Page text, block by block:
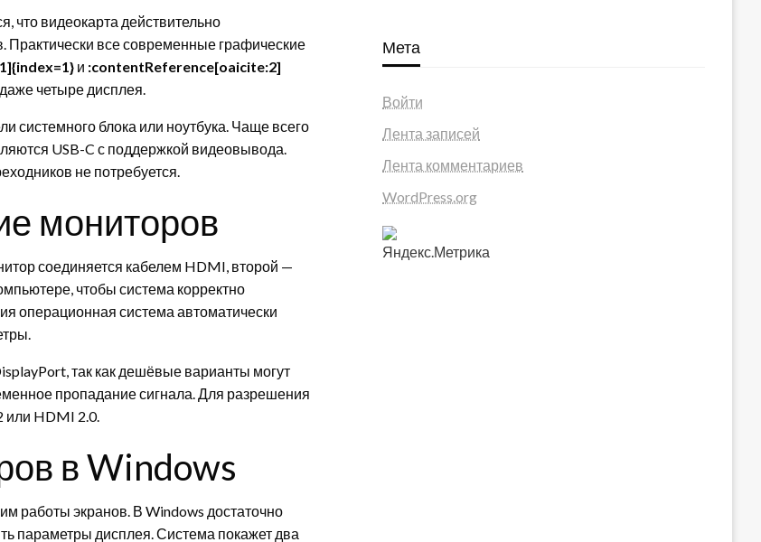
что видеокарта действительно
все современные графические
и :contentReference[oaicite:2]
четыре дисплея.
системного блока или ноутбука. Чаще всего
USB-C с поддержкой видеовывода.
не потребуется.
мониторов
соединяется кабелем HDMI, второй —
чтобы система корректно
операционная система автоматически
так как дешёвые варианты могут
пропадание сигнала. Для разрешения
или HDMI 2.0.
в Windows
работы экранов. В Windows достаточно
параметры дисплея. Система покажет два
Мета
Войти
Лента записей
Лента комментариев
WordPress.org